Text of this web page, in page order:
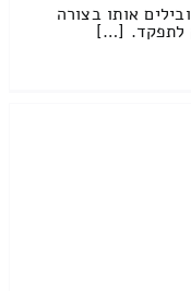
אותו בצורה
לתפקד. […]